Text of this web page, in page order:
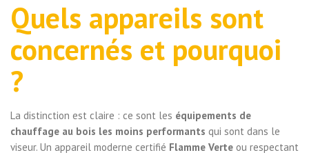
Quels appareils sont
concernés et pourquoi
?
La distinction est claire : ce sont les équipements de
chauffage au bois les moins performants qui sont dans le
viseur. Un appareil moderne certifié Flamme Verte ou respectant